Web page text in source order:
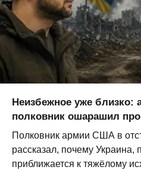
Неизбежное уже близко:
полковник ошарашил
Полковник армии США в
рассказал, почему Украина,
приближается к тяжёлому